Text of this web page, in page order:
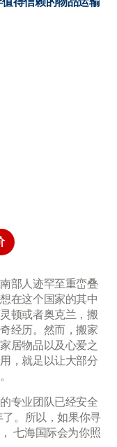
部人迹罕至重峦叠
在这个国家的其中
顿或者奥克兰，搬
经历。然而，搬家
居物品以及心爱之
，就足以让大部分
专业团队已经安全
。所以，如果你寻
七海国际会为你照